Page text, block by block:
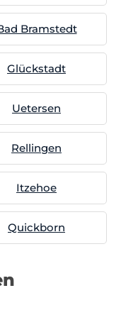
Bramstedt
Glückstadt
Uetersen
Rellingen
Itzehoe
Quickborn